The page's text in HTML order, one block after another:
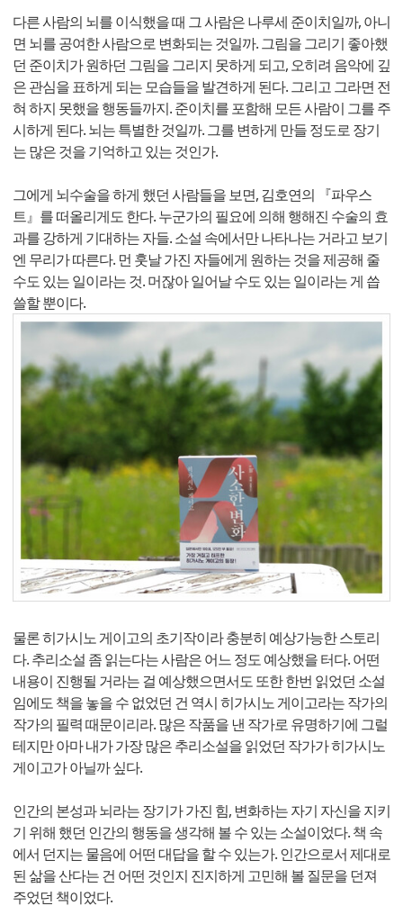
다른 사람의 뇌를 이식했을 때 그 사람은 나루세 준이치일까, 아니
면 뇌를 공여한 사람으로 변화되는 것일까. 그림을 그리기 좋아했
던 준이치가 원하던 그림을 그리지 못하게 되고, 오히려 음악에 깊
은 관심을 표하게 되는 모습들을 발견하게 된다. 그리고 그라면 전
혀 하지 못했을 행동들까지. 준이치를 포함해 모든 사람이 그를 주
시하게 된다. 뇌는 특별한 것일까. 그를 변하게 만들 정도로 장기
는 많은 것을 기억하고 있는 것인가.
그에게 뇌수술을 하게 했던 사람들을 보면, 김호연의 『파우스
트』를 떠올리게도 한다. 누군가의 필요에 의해 행해진 수술의 효
과를 강하게 기대하는 자들. 소설 속에서만 나타나는 거라고 보기
엔 무리가 따른다. 먼 훗날 가진 자들에게 원하는 것을 제공해 줄
수도 있는 일이라는 것. 머잖아 일어날 수도 있는 일이라는 게 씁
쓸할 뿐이다.
물론 히가시노 게이고의 초기작이라 충분히 예상가능한 스토리
다. 추리소설 좀 읽는다는 사람은 어느 정도 예상했을 터다. 어떤
내용이 진행될 거라는 걸 예상했으면서도 또한 한번 읽었던 소설
임에도 책을 놓을 수 없었던 건 역시 히가시노 게이고라는 작가의
작가의 필력 때문이리라. 많은 작품을 낸 작가로 유명하기에 그럴
테지만 아마 내가 가장 많은 추리소설을 읽었던 작가가 히가시노
게이고가 아닐까 싶다.
인간의 본성과 뇌라는 장기가 가진 힘, 변화하는 자기 자신을 지키
기 위해 했던 인간의 행동을 생각해 볼 수 있는 소설이었다. 책 속
에서 던지는 물음에 어떤 대답을 할 수 있는가. 인간으로서 제대로
된 삶을 산다는 건 어떤 것인지 진지하게 고민해 볼 질문을 던져
주었던 책이었다.